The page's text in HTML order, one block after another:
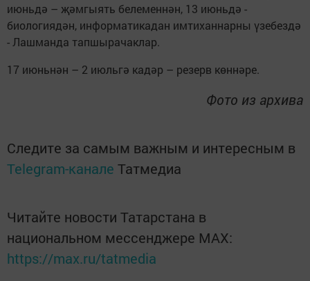
июньдә – җәмгыять белеменнән, 13 июньдә -
биологиядән, информатикадан имтиханнарны үзебездә
- Лашманда тапшырачаклар.
17 июньнән – 2 июльгә кадәр – резерв көннәре.
Фото из архива
Следите за самым важным и интересным в
Telegram-канале Татмедиа
Читайте новости Татарстана в
национальном мессенджере MАХ:
https://max.ru/tatmedia